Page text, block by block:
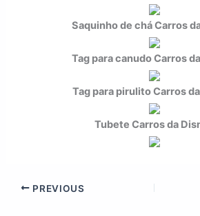
Saquinho de chá Carros
Tag para canudo Carros
Tag para pirulito Carros
Tubete Carros da
PREVIOUS